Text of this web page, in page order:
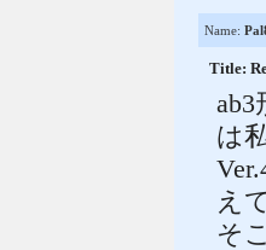
Name:
Title:
は
え
そ